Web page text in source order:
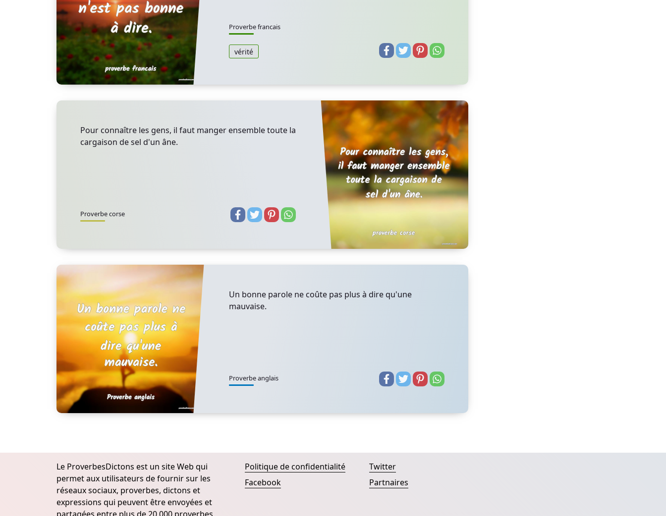
Proverbe francais
vérité
Pour connaître les gens, il faut manger ensemble toute la
cargaison de sel d'un âne.
Proverbe corse
Un bonne parole ne coûte pas plus à dire qu'une
mauvaise.
Proverbe anglais
Le ProverbesDictons est un site Web qui
permet aux utilisateurs de fournir sur les
réseaux sociaux, proverbes, dictons et
expressions qui peuvent être envoyées et
Politique de confidentialité
Facebook
Twitter
Partnaires